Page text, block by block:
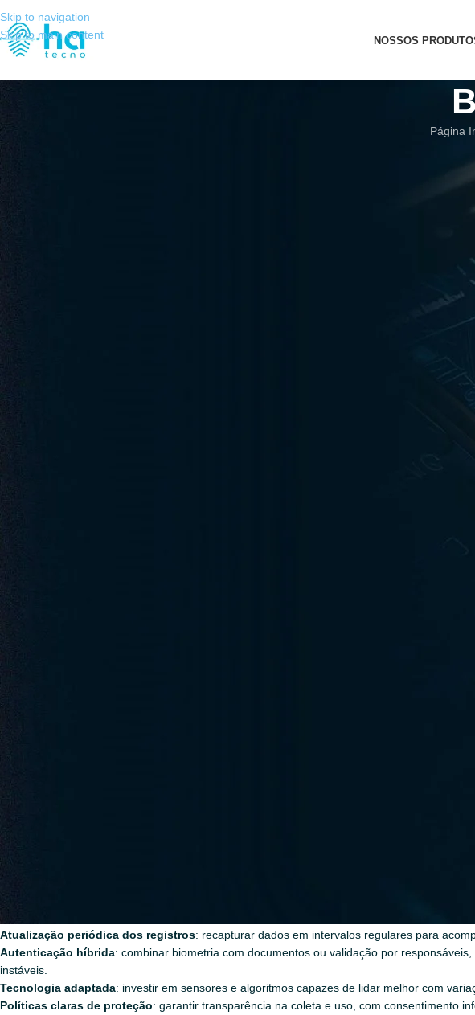
Skip to navigation
Skip to main content
NOSSOS
Página
Biometria de Crianças e Jovens:
No 27 de
Biometria de Crianças e Jovens: Desafios
O uso da biometria já faz parte do nosso cotidiano. Seja para desbloquear o celular,
controlados, a tecnologia se consolidou como uma forma prática de garantir segurança e
adolescentes, o cenário muda bastante. A aplicação da biometria nesse público traz uma
Obstáculos técnicos
.
rápidas durante o crescimento. Isso significa que os sistemas biométricos, que dependem
pouco tempo. Há traços considerados permanentes, como a biometria digital (impressão),
Outro ponto é a
. Quem já tentou tirar a digital de uma criança pequena
ainda pouco marcada e dificuldade em manter a mão firme. O mesmo vale para
parados o suficiente para uma captura de qualidade. O resultado são registros incompletos
(que formam a impressão
além de serem muito menores dos que os de um adulto e a pele ser deformável em
Questões legais e éticas
Além da técnica, existe a preocupação com a
. Pela Lei Geral de
consideradas sensíveis. No caso de menores, o cuidado deve ser redobrado, já que eles
própria.
de vazamento ou uso indevido. Isso levanta dúvidas sobre até que ponto a privacidade das
Há também o risco de
Possíveis soluções
Atualização periódica dos registros: recapturar dados em intervalos regulares para
Autenticação híbrida: combinar biometria com documentos ou validação por
instáveis.
Tecnologia adaptada: investir em sensores e algoritmos capazes de lidar melhor com
Políticas claras de proteção: garantir transparência na coleta e uso, com consentimento